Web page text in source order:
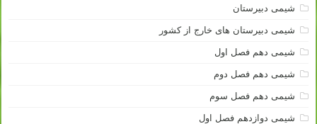
شیمی دبیرستان
شیمی دبیرستان های خارج از کشور
شیمی دهم فصل اول
شیمی دهم فصل دوم
شیمی دهم فصل سوم
شیمی دوازدهم فصل اول